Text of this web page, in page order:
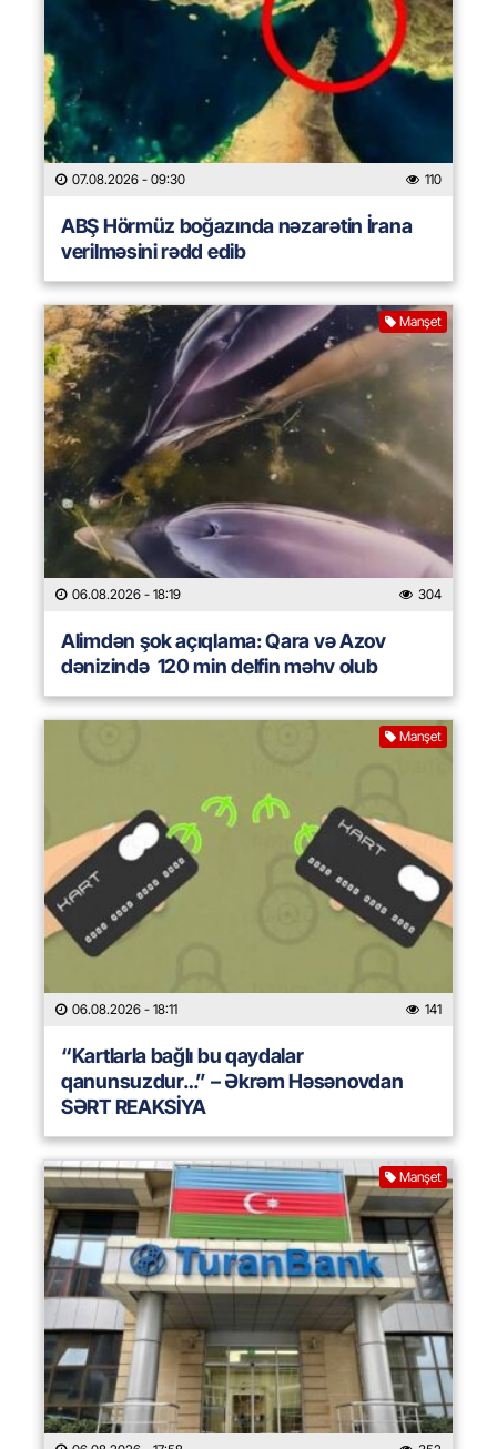
07.08.2026 - 09:30 110
ABŞ Hörmüz boğazında nəzarətin İrana
verilməsini rədd edib
Manşet
06.08.2026 - 18:19 304
Alimdən şok açıqlama: Qara və Azov
dənizində 120 min delfin məhv olub
Manşet
06.08.2026 - 18:11 141
“Kartlarla bağlı bu qaydalar
qanunsuzdur…” – Əkrəm Həsənovdan
SƏRT REAKSİYA
Manşet